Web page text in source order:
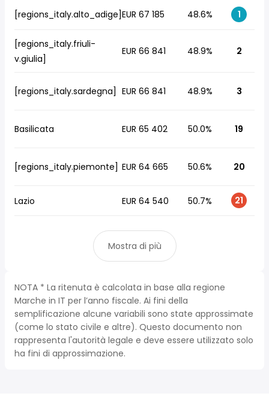
[regions_italy.alto_adige]EUR 67 185 48.6% 1
[regions_italy.friuli-
v.giulia]
EUR 66 841 48.9% 2
[regions_italy.sardegna] EUR 66 841 48.9% 3
Basilicata EUR 65 402 50.0% 19
[regions_italy.piemonte] EUR 64 665 50.6% 20
Lazio EUR 64 540 50.7% 21
Mostra di più
NOTA * La ritenuta è calcolata in base alla regione
Marche in IT per l’anno fiscale. Ai fini della
semplificazione alcune variabili sono state approssimate
(come lo stato civile e altre). Questo documento non
rappresenta l'autorità legale e deve essere utilizzato solo
ha fini di approssimazione.